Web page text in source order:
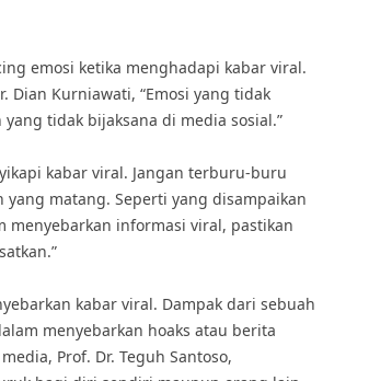
emosi ketika menghadapi kabar viral.
Dian Kurniawati, “Emosi yang tidak
tidak bijaksana di media sosial.”
kabar viral. Jangan terburu-buru
matang. Seperti yang disampaikan
menyebarkan informasi viral, pastikan
kabar viral. Dampak dari sebuah
menyebarkan hoaks atau berita
Prof. Dr. Teguh Santoso,